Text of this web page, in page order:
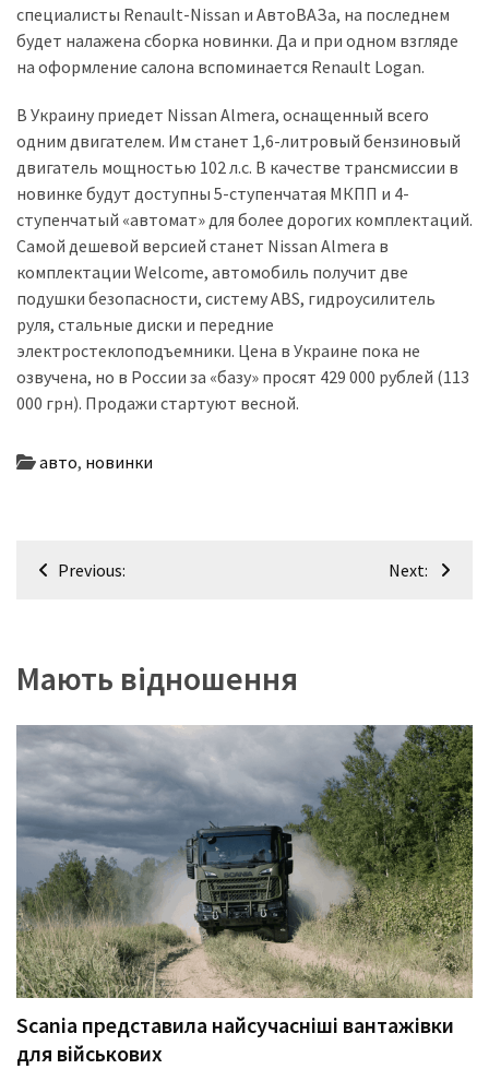
специалисты Renault-Nissan и АвтоВАЗа, на последнем
будет налажена сборка новинки. Да и при одном взгляде
на оформление салона вспоминается Renault Logan.
В Украину приедет Nissan Almera, оснащенный всего
одним двигателем. Им станет 1,6-литровый бензиновый
двигатель мощностью 102 л.с. В качестве трансмиссии в
новинке будут доступны 5-ступенчатая МКПП и 4-
ступенчатый «автомат» для более дорогих комплектаций.
Самой дешевой версией станет Nissan Almera в
комплектации Welcome, автомобиль получит две
подушки безопасности, систему ABS, гидроусилитель
руля, стальные диски и передние
электростеклоподъемники. Цена в Украине пока не
озвучена, но в России за «базу» просят 429 000 рублей (113
000 грн). Продажи стартуют весной.
авто, новинки
Навігація
Previous: Next:
Мають відношення
Scania представила найсучасніші вантажівки
для військових